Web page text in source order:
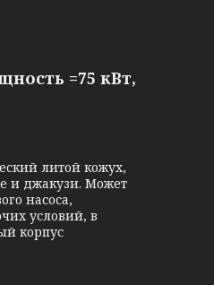
=75 кВт,
литой кожух,
и джакузи. Может
насоса,
условий, в
корпус